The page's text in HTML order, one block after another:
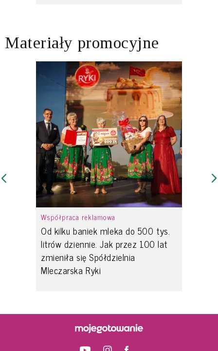
Materiały promocyjne
Współpraca reklamowa
Od kilku baniek mleka do 500 tys.
litrów dziennie. Jak przez 100 lat
zmieniła się Spółdzielnia
Mleczarska Ryki